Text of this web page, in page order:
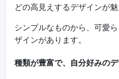
どの高見えするデザインが魅
シンプルなものから、可愛
ザインがあります。
種類が豊富で、自分好みの